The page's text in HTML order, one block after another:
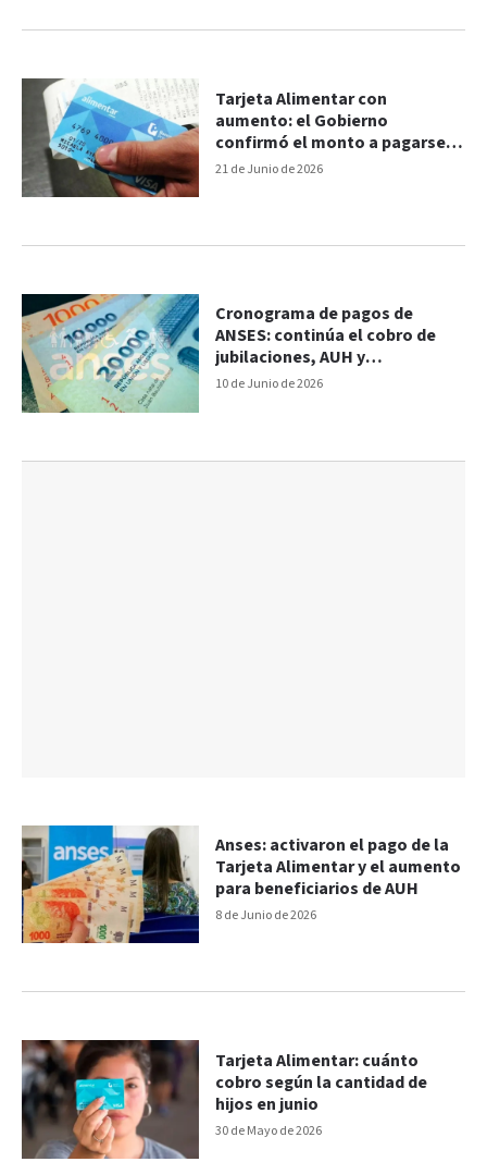
21 de Junio de 2026
Tarjeta Alimentar con
aumento: el Gobierno
confirmó el monto a pagarse
en julio
10 de Junio de 2026
Cronograma de pagos de
ANSES: continúa el cobro de
jubilaciones, AUH y
prestaciones de junio
8 de Junio de 2026
Anses: activaron el pago de la
Tarjeta Alimentar y el aumento
para beneficiarios de AUH
30 de Mayo de 2026
Tarjeta Alimentar: cuánto
cobro según la cantidad de
hijos en junio